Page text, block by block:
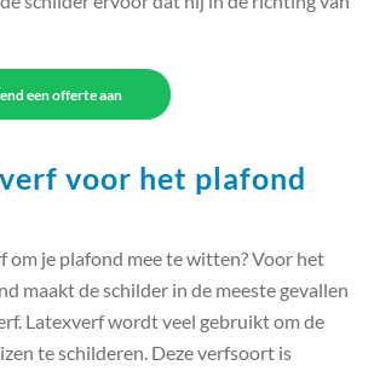
een offerte aan
voor het plafond
om je plafond mee te witten? Voor het
maakt de schilder in de meeste gevallen
Latexverf wordt veel gebruikt om de
te schilderen. Deze verfsoort is